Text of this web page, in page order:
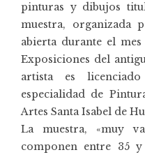
pinturas y dibujos
muestra, organizada
abierta durante el
Exposiciones del
artista es
especialidad de
Artes Santa Isabel de
La muestra, «muy
componen entre 35